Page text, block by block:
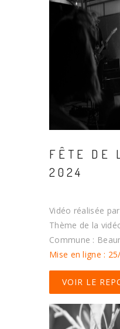
FÊTE DE
2024
Vidéo réalisée
Thème de la
Commune :
Mise en ligne :
VOIR LE